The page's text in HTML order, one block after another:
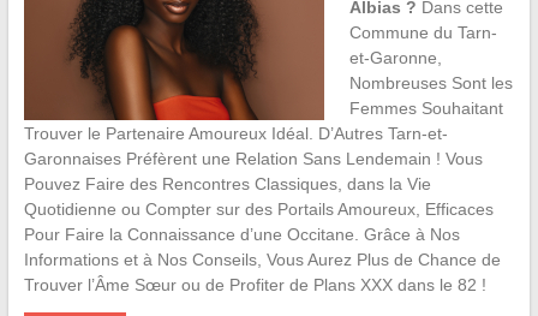
Albias ? Dans cette
Commune du Tarn-
et-Garonne,
Nombreuses Sont les
Femmes Souhaitant
Trouver le Partenaire Amoureux Idéal. D’Autres Tarn-et-
Garonnaises Préfèrent une Relation Sans Lendemain ! Vous
Pouvez Faire des Rencontres Classiques, dans la Vie
Quotidienne ou Compter sur des Portails Amoureux, Efficaces
Pour Faire la Connaissance d’une Occitane. Grâce à Nos
Informations et à Nos Conseils, Vous Aurez Plus de Chance de
Trouver l’Âme Sœur ou de Profiter de Plans XXX dans le 82 !